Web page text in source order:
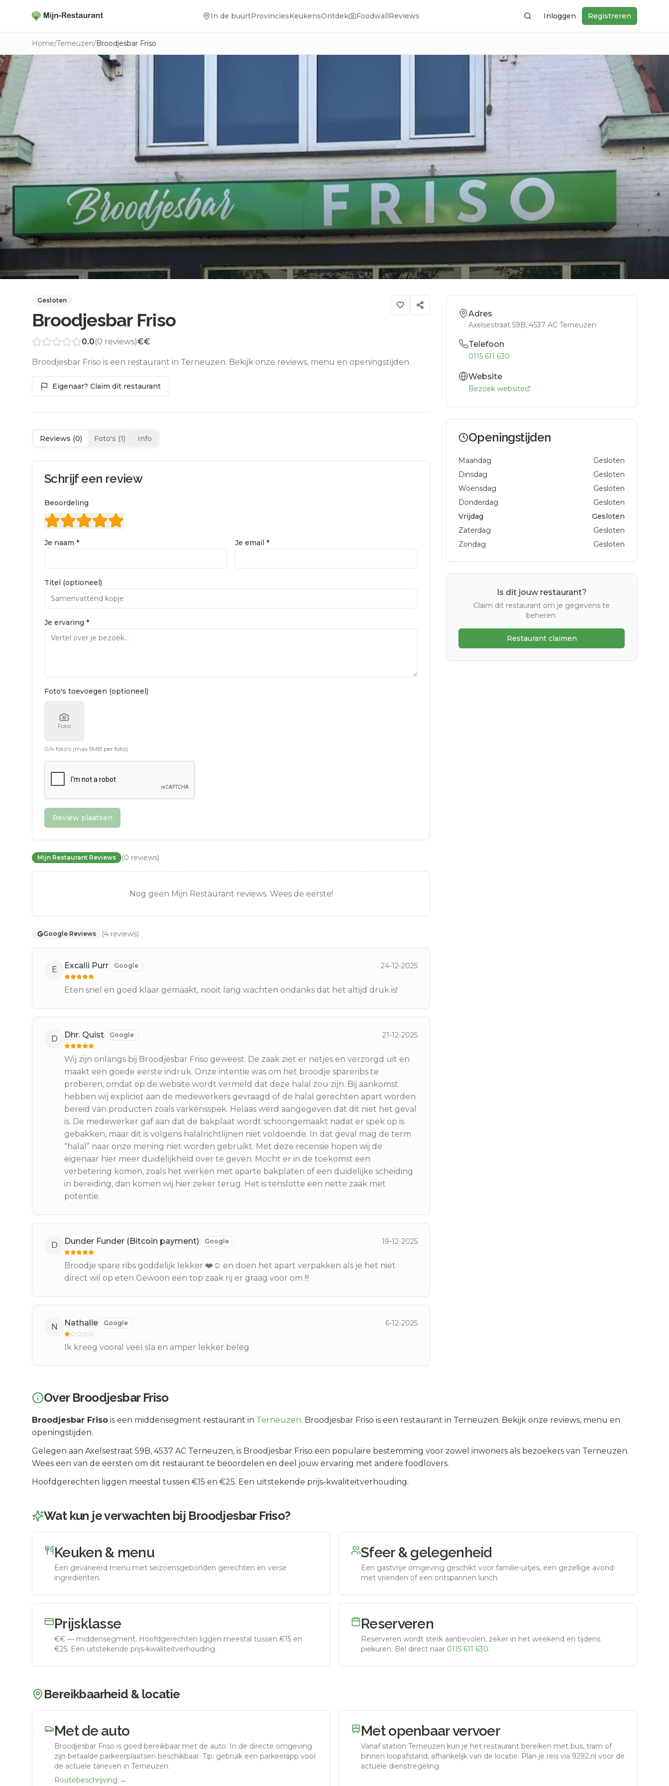
In de buurtProvinciesKeukensOntdek FoodwallReviews ZoekenInloggen Registreren
Home/Terneuzen/Broodjesbar Friso
Gesloten
Broodjesbar Friso
0.0(0 reviews)€€
Broodjesbar Friso is een restaurant in Terneuzen. Bekijk onze reviews, menu en openingstijden.
Eigenaar? Claim dit restaurant
Reviews (0) Foto's (1) Info
Schrijf een review
Beoordeling
Je naam * Je email *
Titel (optioneel)
Je ervaring *
Foto's toevoegen (optioneel)
Foto
0/4 foto's (max 5MB per foto)
Review plaatsen
Mijn Restaurant Reviews (0 reviews)
Nog geen Mijn Restaurant reviews. Wees de eerste!
Google Reviews (4 reviews)
E Excalii Purr Google 24-12-2025
Eten snel en goed klaar gemaakt, nooit lang wachten ondanks dat het altijd druk is!
D Dhr. Quist Google 21-12-2025
Wij zijn onlangs bij Broodjesbar Friso geweest. De zaak ziet er netjes en verzorgd uit en
maakt een goede eerste indruk. Onze intentie was om het broodje spareribs te
proberen, omdat op de website wordt vermeld dat deze halal zou zijn. Bij aankomst
hebben wij expliciet aan de medewerkers gevraagd of de halal gerechten apart worden
bereid van producten zoals varkensspek. Helaas werd aangegeven dat dit niet het geval
is. De medewerker gaf aan dat de bakplaat wordt schoongemaakt nadat er spek op is
gebakken, maar dit is volgens halalrichtlijnen niet voldoende. In dat geval mag de term
“halal” naar onze mening niet worden gebruikt. Met deze recensie hopen wij de
eigenaar hier meer duidelijkheid over te geven. Mocht er in de toekomst een
verbetering komen, zoals het werken met aparte bakplaten of een duidelijke scheiding
in bereiding, dan komen wij hier zeker terug. Het is tenslotte een nette zaak met
potentie.
D Dunder Funder (Bitcoin payment) Google 19-12-2025
Broodje spare ribs goddelijk lekker ❤️☺️ en doen het apart verpakken als je het niet
direct wil op eten Gewoon een top zaak rij er graag voor om !!!
N Nathalie Google 6-12-2025
Ik kreeg vooral veel sla en amper lekker beleg
Adres
Axelsestraat 59B, 4537 AC Terneuzen
Telefoon
0115 611 630
Website
Bezoek website
Openingstijden
Maandag
Gesloten
Dinsdag
Gesloten
Woensdag
Gesloten
Donderdag
Gesloten
Vrijdag
Gesloten
Zaterdag
Gesloten
Zondag
Gesloten
Is dit jouw restaurant?
Claim dit restaurant om je gegevens te
beheren.
Restaurant claimen
Over Broodjesbar Friso
Broodjesbar Friso is een middensegment restaurant in Terneuzen. Broodjesbar Friso is een restaurant in Terneuzen. Bekijk onze reviews, menu en
openingstijden.
Gelegen aan Axelsestraat 59B, 4537 AC Terneuzen, is Broodjesbar Friso een populaire bestemming voor zowel inwoners als bezoekers van Terneuzen.
Wees een van de eersten om dit restaurant te beoordelen en deel jouw ervaring met andere foodlovers.
Hoofdgerechten liggen meestal tussen €15 en €25. Een uitstekende prijs-kwaliteitverhouding.
Wat kun je verwachten bij Broodjesbar Friso?
Keuken & menu
Een gevarieerd menu met seizoensgebonden gerechten en verse
ingrediënten.
Sfeer & gelegenheid
Een gastvrije omgeving geschikt voor familie-uitjes, een gezellige avond
met vrienden of een ontspannen lunch.
Prijsklasse
€€ — middensegment. Hoofdgerechten liggen meestal tussen €15 en
€25. Een uitstekende prijs-kwaliteitverhouding.
Reserveren
Reserveren wordt sterk aanbevolen, zeker in het weekend en tijdens
piekuren. Bel direct naar 0115 611 630.
Bereikbaarheid & locatie
Met de auto
Broodjesbar Friso is goed bereikbaar met de auto. In de directe omgeving
zijn betaalde parkeerplaatsen beschikbaar. Tip: gebruik een parkeerapp voor
de actuele tarieven in Terneuzen.
Routebeschrijving →
Met openbaar vervoer
Vanaf station Terneuzen kun je het restaurant bereiken met bus, tram of
binnen loopafstand, afhankelijk van de locatie. Plan je reis via 9292.nl voor de
actuele dienstregeling.